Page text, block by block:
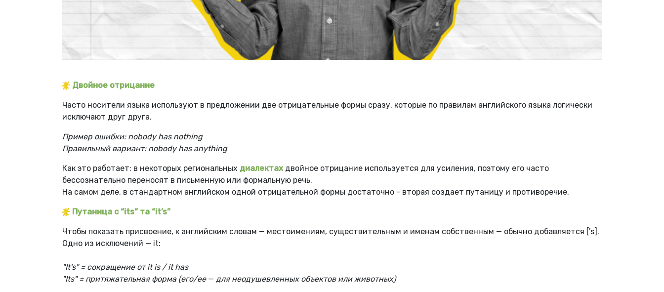
Двойное отрицание
Часто носители языка используют в предложении две отрицательные формы сразу, которые по правилам английского языка логически
исключают друг друга.
Пример ошибки: nobody has nothing
Правильный вариант: nobody has anything
Как это работает: в некоторых региональных диалектах двойное отрицание используется для усиления, поэтому его часто
бессознательно переносят в письменную или формальную речь.
На самом деле, в стандартном английском одной отрицательной формы достаточно - вторая создает путаницу и противоречие.
Путаница с“its” та “it’s”
Чтобы показать присвоение, к английским словам — местоимениям, существительным и именам собственным — обычно добавляется ['s].
Одно из исключений — it:
"It's" = сокращение от it is / it has
"Its" = притяжательная форма (его/ее — для неодушевленных объектов или животных)